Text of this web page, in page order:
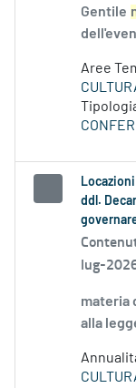
Gentile
Aree
ddl.
lug-
materia
alla